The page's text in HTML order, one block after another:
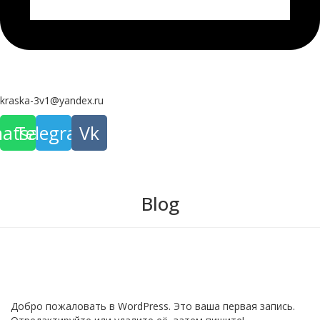
kraska-3v1@yandex.ru
Telegram
Vk
Blog
Добро пожаловать в WordPress. Это ваша первая запись.